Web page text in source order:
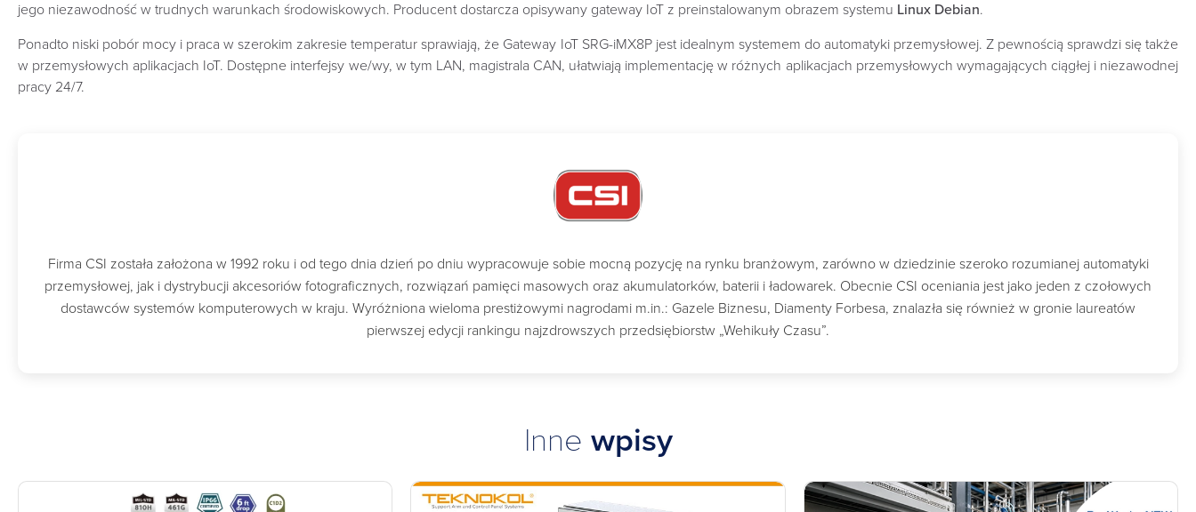
jego niezawodność w trudnych warunkach środowiskowych. Producent dostarcza opisywany gateway IoT z preinstalowanym obrazem systemu Linux Debian.
Ponadto niski pobór mocy i praca w szerokim zakresie temperatur sprawiają, że Gateway IoT SRG-iMX8P jest idealnym systemem do automatyki przemysłowej. Z pewnością sprawdzi się także
w przemysłowych aplikacjach IoT. Dostępne interfejsy we/wy, w tym LAN, magistrala CAN, ułatwiają implementację w różnych aplikacjach przemysłowych wymagających ciągłej i niezawodnej
pracy 24/7.
Firma CSI została założona w 1992 roku i od tego dnia dzień po dniu wypracowuje sobie mocną pozycję na rynku branżowym, zarówno w dziedzinie szeroko rozumianej automatyki
przemysłowej, jak i dystrybucji akcesoriów fotograficznych, rozwiązań pamięci masowych oraz akumulatorków, baterii i ładowarek. Obecnie CSI oceniania jest jako jeden z czołowych
dostawców systemów komputerowych w kraju. Wyróżniona wieloma prestiżowymi nagrodami m.in.: Gazele Biznesu, Diamenty Forbesa, znalazła się również w gronie laureatów
pierwszej edycji rankingu najzdrowszych przedsiębiorstw „Wehikuły Czasu”.
Inne wpisy